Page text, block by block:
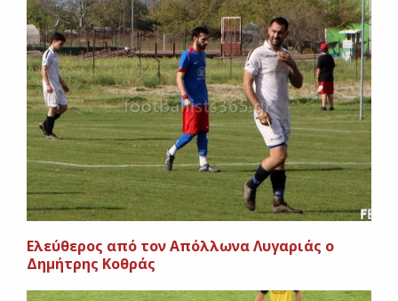
Ελεύθερος από τον Απόλλωνα Λυγαριάς ο
Δημήτρης Κοθράς